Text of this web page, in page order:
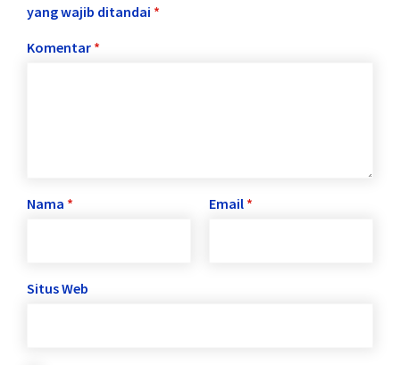
yang wajib ditandai *
Komentar *
Nama * Email *
Situs Web